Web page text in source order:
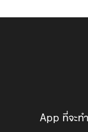
App ที่จะท